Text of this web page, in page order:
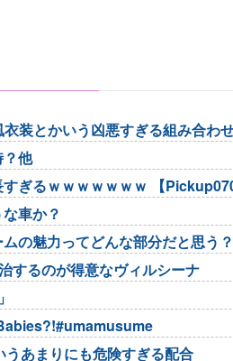
衣装とかいう凶悪すぎる組み合
他
ぎるｗｗｗｗｗｗｗ 【
車か？
の魅力ってどんな部分だと思う？
するのが得意なヴィルシーナ
うあまりにも危険すぎる配合